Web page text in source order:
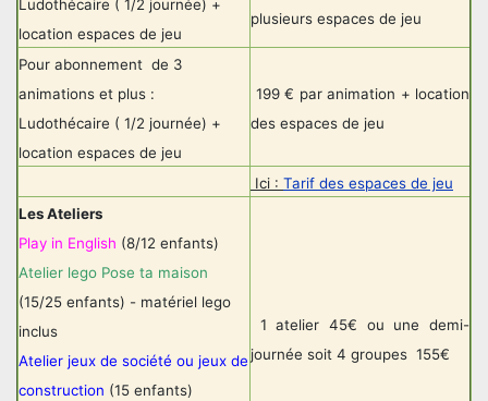
Ludothécaire ( 1/2 journée) +
location espaces de jeu
plusieurs espaces de jeu
Pour abonnement de 3
animations et plus :
Ludothécaire ( 1/2 journée) +
location espaces de jeu
199 € par animation + location
des espaces de jeu
Ici : Tarif des espaces de jeu
Les Ateliers
Play in English (8/12 enfants)
Atelier lego Pose ta maison
(15/25 enfants) - matériel lego
inclus
Atelier jeux de société ou jeux de
construction (15 enfants)
1 atelier 45€ ou une demi-
journée soit 4 groupes 155€